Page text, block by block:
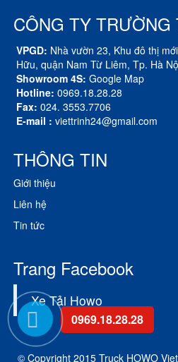
CÔNG TY TRƯỜNG
VPGD: Nhà vườn 23, Khu đô thị
Hữu, quận Nam Từ Liêm, Tp. Hà
Showroom 4S: Google Map
Hotline: 0969.18.28.28
Fax: 024. 3553.7706
E-mail : viettrinh24@gmail.com
THÔNG TIN
Giới thiệu
Liên hệ
Tin tức
Trang Facebook
Xe Tải Howo
© Copyright 2015 Truck HOWO
0969.18.28.28